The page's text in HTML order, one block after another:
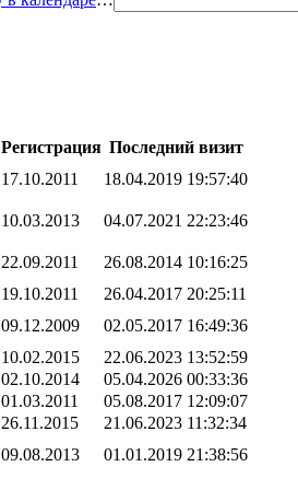
Регистрация Последний визит
17.10.2011
18.04.2019 19:57:40
10.03.2013
04.07.2021 22:23:46
22.09.2011
26.08.2014 10:16:25
19.10.2011
26.04.2017 20:25:11
09.12.2009
02.05.2017 16:49:36
10.02.2015
22.06.2023 13:52:59
02.10.2014
05.04.2026 00:33:36
01.03.2011
05.08.2017 12:09:07
26.11.2015
21.06.2023 11:32:34
09.08.2013
01.01.2019 21:38:56